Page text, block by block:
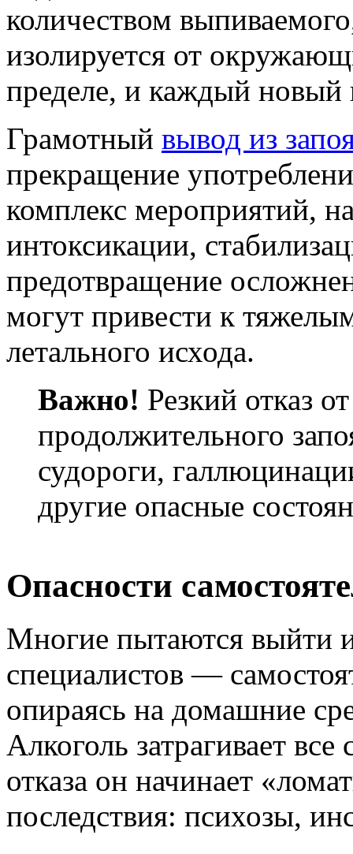
количеством
изолируется от
пределе, и каждый новый
Грамотный вывод из
прекращение
комплекс мероприятий,
интоксикации,
предотвращение
могут привести к
летального исхода.
Важно! Резкий отказ
продолжительного
судороги,
другие опасные
Опасности
Многие пытаются выйти
специалистов —
опираясь на домашние
Алкоголь затрагивает
отказа он начинает
последствия: психозы,